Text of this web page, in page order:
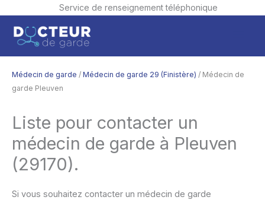
Service de renseignement téléphonique
contenu
Médecin de garde / Médecin de garde 29 (Finistère) / Médecin de
garde Pleuven
Liste pour contacter un
médecin de garde à Pleuven
(29170).
Si vous souhaitez contacter un médecin de garde